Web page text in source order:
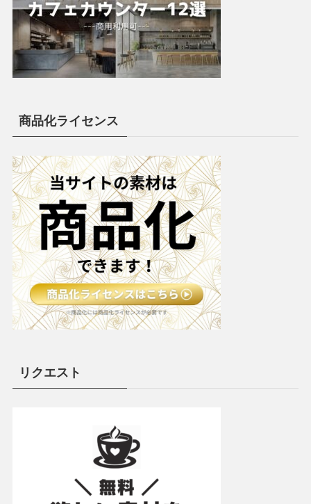
商品化ライセンス
リクエスト